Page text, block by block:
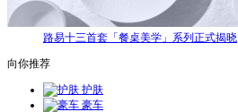
路易十三首套「餐桌美学」系列正式揭晓
向你推荐
护肤
豪车